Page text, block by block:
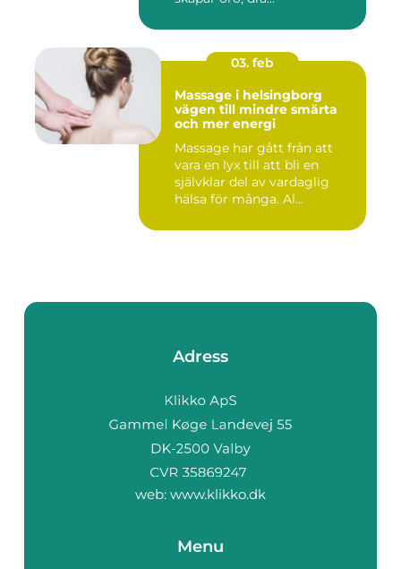
03. feb
Massage i helsingborg
vägen till mindre smärta
och mer energi
Massage har gått från att
vara en lyx till att bli en
självklar del av vardaglig
hälsa för många. Al...
Adress
web: www.klikko.dk
Menu